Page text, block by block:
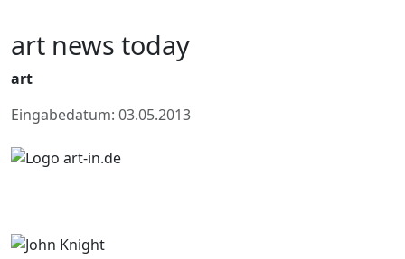
art news today
art
Eingabedatum: 03.05.2013